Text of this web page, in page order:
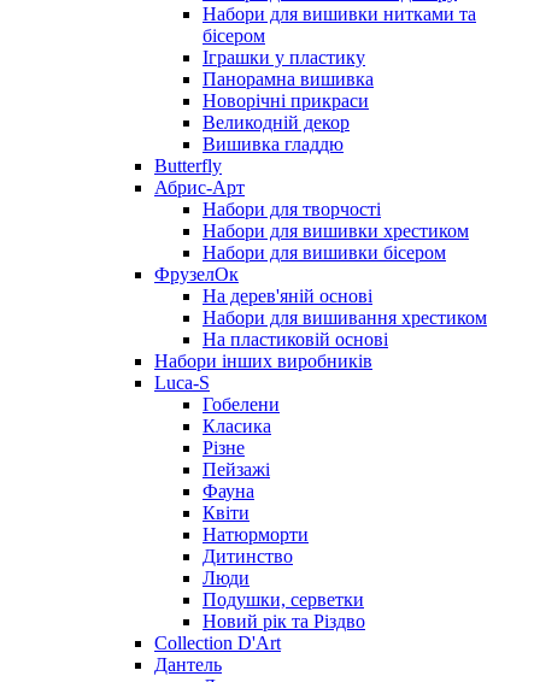
Набори для вишивки нитками та
бісером
Іграшки у пластику
Панорамна вишивка
Новорічні прикраси
Великодній декор
Вишивка гладдю
Butterfly
Абрис-Арт
Набори для творчості
Набори для вишивки хрестиком
Набори для вишивки бісером
ФрузелОк
На дерев'яній основі
Набори для вишивання хрестиком
На пластиковій основі
Набори інших виробників
Luca-S
Гобелени
Класика
Різне
Пейзажі
Фауна
Квіти
Натюрморти
Дитинство
Люди
Подушки, серветки
Новий рік та Різдво
Collection D'Art
Дантель